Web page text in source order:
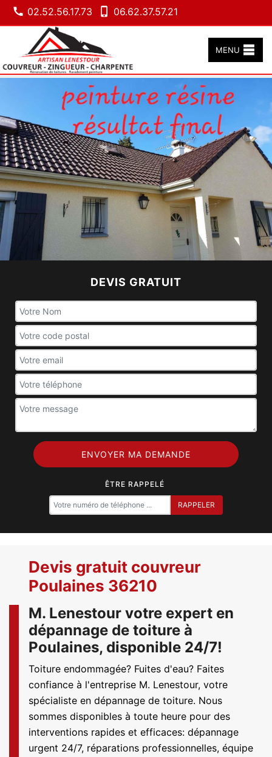
02.52.56.17.73 06.62.37.57.21
MENU
DEVIS GRATUIT
ÊTRE RAPPELÉ
Devis gratuit couvreur
Poulaines 36210
M. Lenestour votre expert en
dépannage de toiture à
Poulaines, disponible 24/7!
Toiture endommagée? Fuites d'eau? Faites
confiance à l'entreprise M. Lenestour, votre
spécialiste en dépannage de toiture. Nous
sommes disponibles à toute heure pour des
interventions rapides et efficaces: dépannage
urgent 24/7, réparations professionnelles, équipe